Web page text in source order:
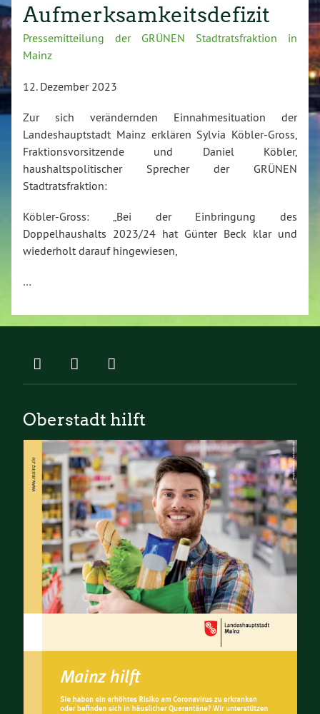
Aufmerksamkeitsdefizit
Pressemitteilung der GRÜNEN Stadtratsfraktion in
Mainz
12. Dezember 2023
Zur sich verändernden Einnahmesituation der
Landeshauptstadt Mainz erklären Sylvia Köbler-Gross,
Fraktionsvorsitzende und Daniel Köbler,
haushaltspolitischer Sprecher der GRÜNEN
Stadtratsfraktion:
Köbler-Gross: „Bei der Einbringung des
Doppelhaushalts 2023/24 hat Günter Beck klar und
wiederholt darauf hingewiesen,
…
Oberstadt hilft